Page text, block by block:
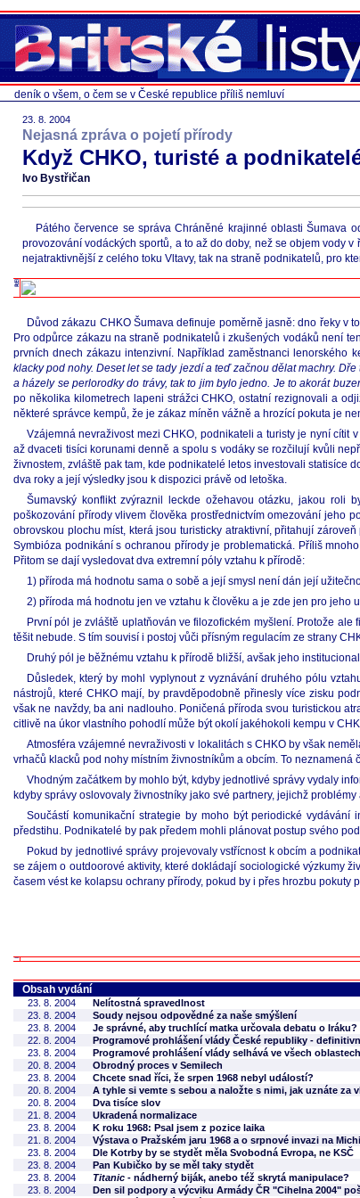
deník o všem, o čem se v České republice příliš nemluví
23. 8. 2004
Nejasná zpráva o pojetí přírody
Když CHKO, turisté a
Ivo Bystřičan
Pátého července se správa Chráněné krajinné oblasti Šumava
provozování vodáckých sportů, a to až do doby, než se objem vody
nejatraktivnější z celého toku Vltavy, tak na straně podnikatelů, pro
Důvod zákazu CHKO Šumava definuje poměrně jasně: dno řeky v
Pro odpůrce zákazu na straně podnikatelů i zkušených vodáků není
prvních dnech zákazu intenzivní. Například zaměstnanci lenorského
klacky pod nohy. Deset let se tady jezdí a teď začnou dělat machry.
a házely se perlorodky do trávy, tak to jim bylo jedno. Je to akorát
po několika kilometrech lapeni strážci CHKO, ostatní rezignovali a
některé správce kempů, že je zákaz míněn vážně a hrozící pokuta je
Vzájemná nevraživost mezi CHKO, podnikateli a turisty je nyní cítit
až dvaceti tisíci korunami denně a spolu s vodáky se rozčilují kvůli
živnostem, zvláště pak tam, kde podnikatelé letos investovali statisíce
dva roky a její výsledky jsou k dispozici právě od letoška.
Šumavský konflikt zvýraznil leckde ožehavou otázku, jakou roli
poškozování přírody vlivem člověka prostřednictvím omezování jeho
obrovskou plochu míst, která jsou turisticky atraktivní, přitahují
Symbióza podnikání s ochranou přírody je problematická. Příliš
Přitom se dají vysledovat dva extremní póly vztahu k přírodě:
1) příroda má hodnotu sama o sobě a její smysl není dán její
2) příroda má hodnotu jen ve vztahu k člověku a je zde jen pro jeho
První pól je zvláště uplatňován ve filozofickém myšlení. Protože
těšit nebude. S tím souvisí i postoj vůči přísným regulacím ze strany
Druhý pól je běžnému vztahu k přírodě bližší, avšak jeho
Důsledek, který by mohl vyplynout z vyznávání druhého pólu
nástrojů, které CHKO mají, by pravděpodobně přinesly více zisku
však ne navždy, ba ani nadlouho. Poničená příroda svou turistickou
citlivě na úkor vlastního pohodlí může být okolí jakéhokoli kempu v
Atmosféra vzájemné nevraživosti v lokalitách s CHKO by však
vrhačů klacků pod nohy místním živnostníkům a obcím. To
Vhodným začátkem by mohlo být, kdyby jednotlivé správy vydaly
kdyby správy oslovovaly živnostníky jako své partnery, jejichž
Součástí komunikační strategie by moho být periodické
předstihu. Podnikatelé by pak předem mohli plánovat postup svého
Pokud by jednotlivé správy projevovaly vstřícnost k obcím a
se zájem o outdoorové aktivity, které dokládají sociologické výzkumy
časem vést ke kolapsu ochrany přírody, pokud by i přes hrozbu
Obsah vydání
23. 8. 2004 Nelítostná spravedlnost
23. 8. 2004
Soudy nejsou odpovědné za naše smýšlení
23. 8. 2004
Je správné, aby truchlící matka určovala debatu o Iráku?
22. 8. 2004
Programové prohlášení vlády České republiky -
23. 8. 2004
Programové prohlášení vlády selhává ve všech oblastech
20. 8. 2004
Obrodný proces v Semilech
23. 8. 2004
Chcete snad říci, že srpen 1968 nebyl událostí?
20. 8. 2004
A tyhle si vemte s sebou a naložte s nimi, jak uznáte za
20. 8. 2004
Dva tisíce slov
21. 8. 2004
Ukradená normalizace
23. 8. 2004
K roku 1968: Psal jsem z pozice laika
21. 8. 2004
Výstava o Pražském jaru 1968 a o srpnové invazi na
23. 8. 2004
Dle Kotrby by se stydět měla Svobodná Evropa, ne KSČ
23. 8. 2004
Pan Kubičko by se měl taky stydět
23. 8. 2004
Titanic - nádherný biják, anebo též skrytá manipulace?
23. 8. 2004
Den sil podpory a výcviku Armády ČR "Cihelna 2004"